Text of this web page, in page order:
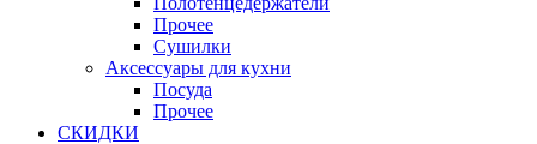
Прочее
Сушилки
Аксессуары для кухни
Посуда
Прочее
СКИДКИ